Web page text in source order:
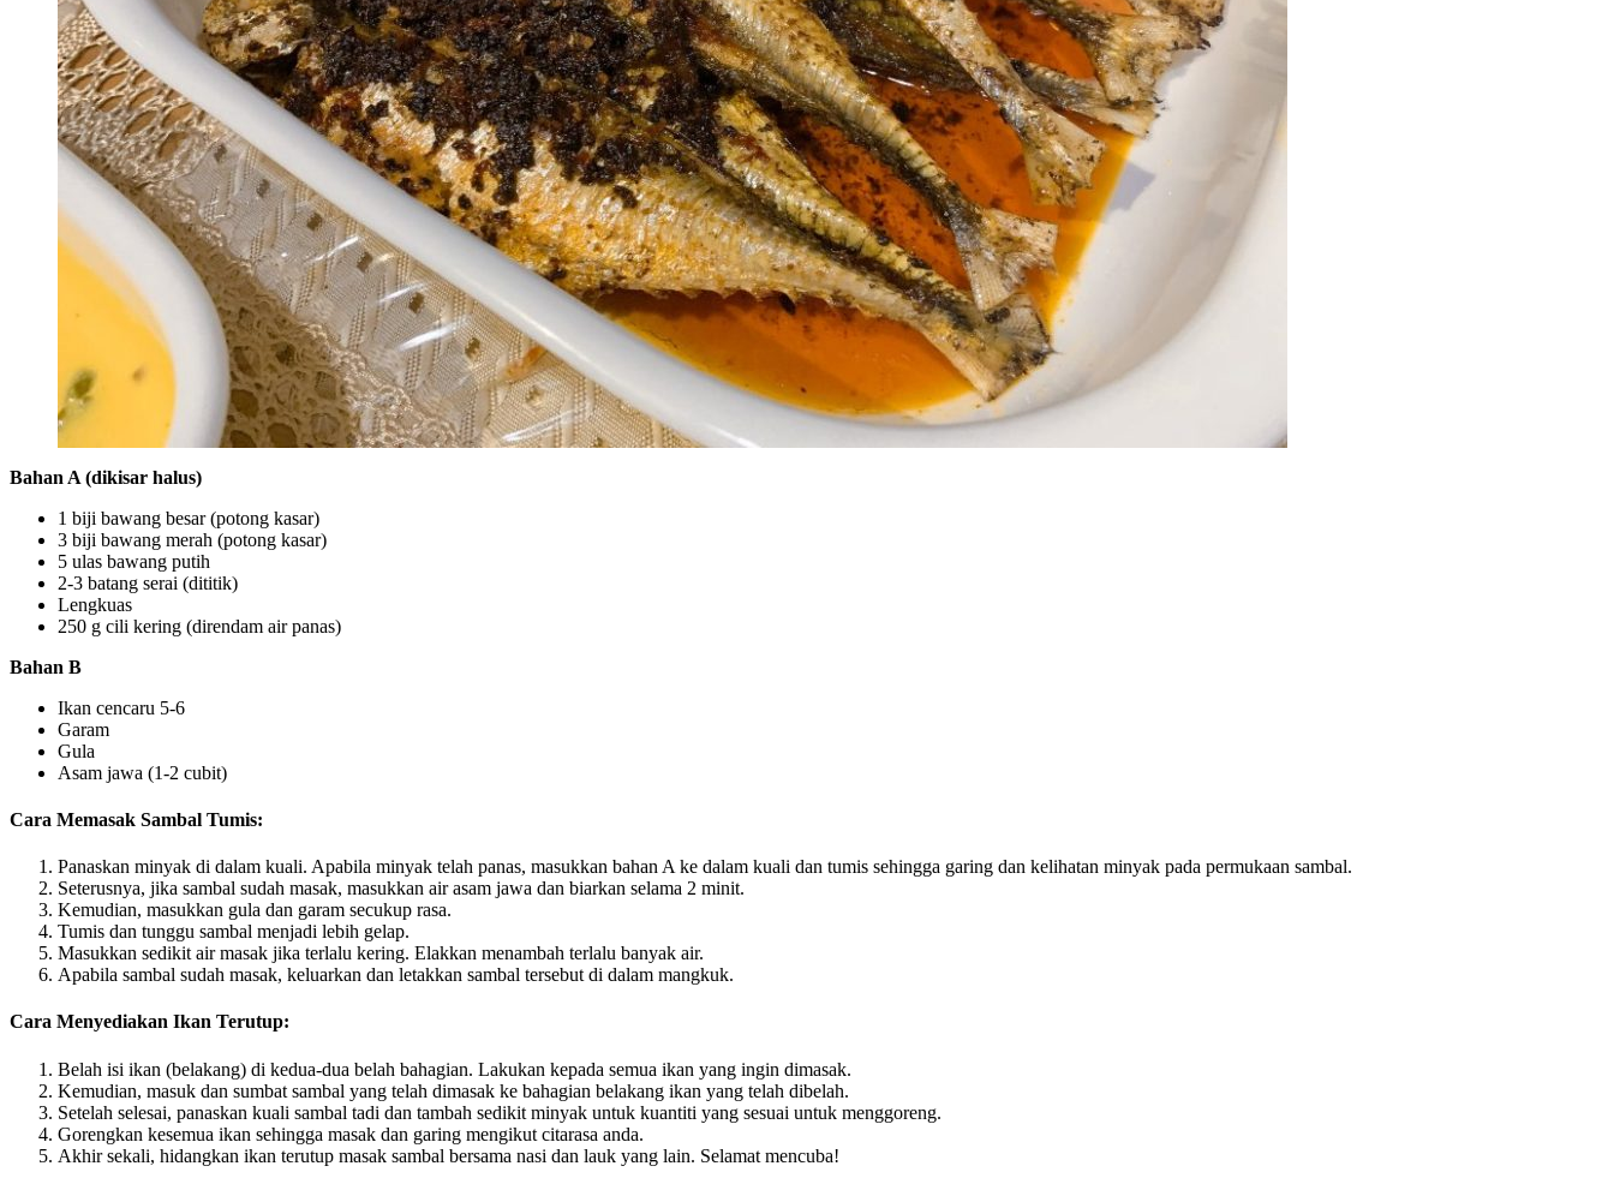
Bahan A (dikisar halus)
1 biji bawang besar (potong kasar)
3 biji bawang merah (potong kasar)
5 ulas bawang putih
2-3 batang serai (dititik)
Lengkuas
250 g cili kering (direndam air panas)
Bahan B
Ikan cencaru 5-6
Garam
Gula
Asam jawa (1-2 cubit)
Cara Memasak Sambal Tumis:
Panaskan minyak di dalam kuali. Apabila minyak telah panas, masukkan bahan A ke dalam kuali dan tumis sehingga garing dan kelihatan minyak pada permukaan sambal.
Seterusnya, jika sambal sudah masak, masukkan air asam jawa dan biarkan selama 2 minit.
Kemudian, masukkan gula dan garam secukup rasa.
Tumis dan tunggu sambal menjadi lebih gelap.
Masukkan sedikit air masak jika terlalu kering. Elakkan menambah terlalu banyak air.
Apabila sambal sudah masak, keluarkan dan letakkan sambal tersebut di dalam mangkuk.
Cara Menyediakan Ikan Terutup:
Belah isi ikan (belakang) di kedua-dua belah bahagian. Lakukan kepada semua ikan yang ingin dimasak.
Kemudian, masuk dan sumbat sambal yang telah dimasak ke bahagian belakang ikan yang telah dibelah.
Setelah selesai, panaskan kuali sambal tadi dan tambah sedikit minyak untuk kuantiti yang sesuai untuk menggoreng.
Gorengkan kesemua ikan sehingga masak dan garing mengikut citarasa anda.
Akhir sekali, hidangkan ikan terutup masak sambal bersama nasi dan lauk yang lain. Selamat mencuba!